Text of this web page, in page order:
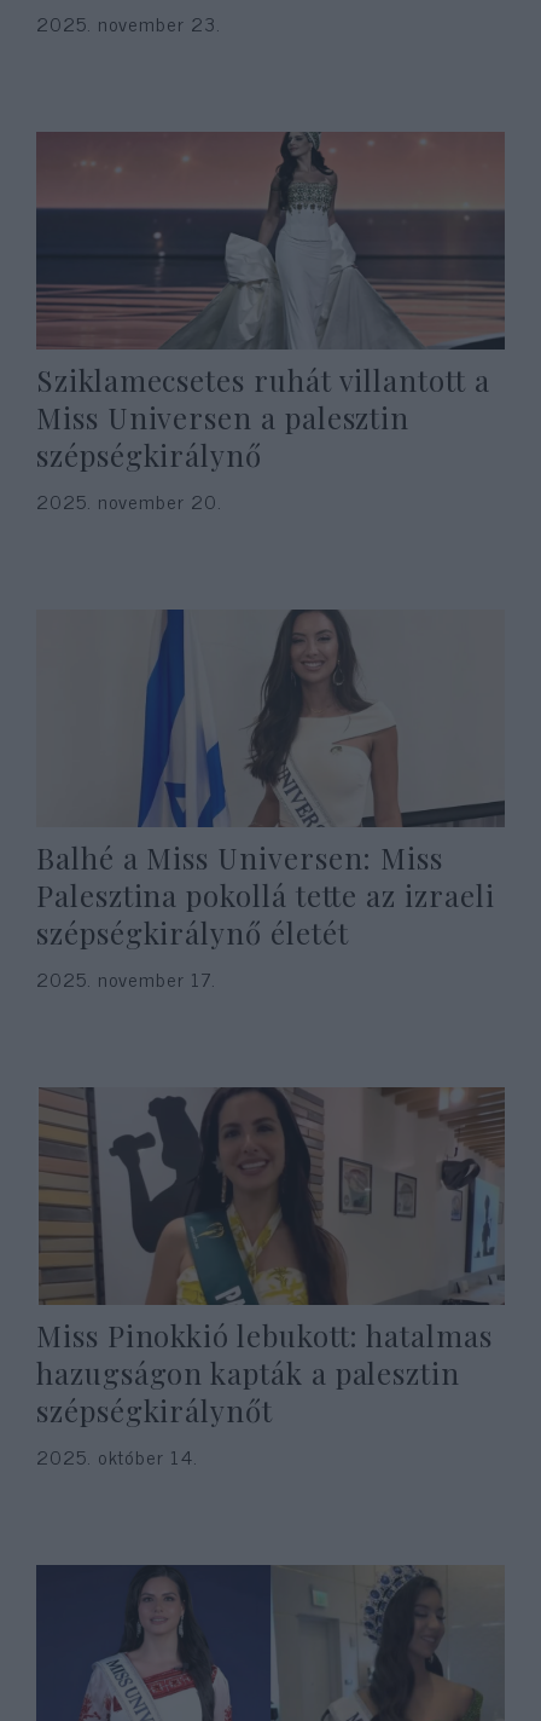
2025. november 23.
Sziklamecsetes ruhát villantott a
Miss Universen a palesztin
szépségkirálynő
2025. november 20.
Balhé a Miss Universen: Miss
Palesztina pokollá tette az izraeli
szépségkirálynő életét
2025. november 17.
Miss Pinokkió lebukott: hatalmas
hazugságon kapták a palesztin
szépségkirálynőt
2025. október 14.